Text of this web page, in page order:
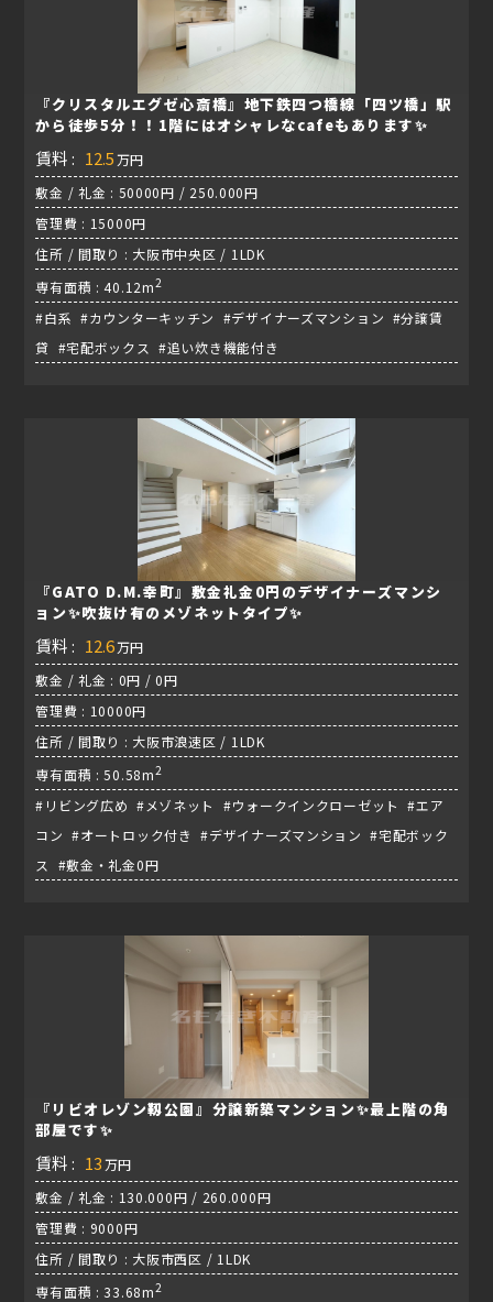
『クリスタルエグゼ心斎橋』地下鉄四つ橋線「四ツ橋」駅
から徒歩5分！！1階にはオシャレなcafeもあります✨
賃料 : 12.5 万円
敷金 / 礼金 : 50000円 / 250.000円
管理費 : 15000円
住所 / 間取り : 大阪市中央区 / 1LDK
専有面積 : 40.12m2
#白系 #カウンターキッチン #デザイナーズマンション #分譲賃
貸 #宅配ボックス #追い炊き機能付き
『GATO D.M.幸町』敷金礼金0円のデザイナーズマンシ
ョン✨吹抜け有のメゾネットタイプ✨
賃料 : 12.6万円
敷金 / 礼金 : 0円 / 0円
管理費 : 10000円
住所 / 間取り : 大阪市浪速区 / 1LDK
専有面積 : 50.58m2
#リビング広め #メゾネット #ウォークインクローゼット #エア
コン #オートロック付き #デザイナーズマンション #宅配ボック
ス #敷金・礼金0円
『リビオレゾン靱公園』分譲新築マンション✨最上階の角
部屋です✨
賃料 : 13 万円
敷金 / 礼金 : 130.000円 / 260.000円
管理費 : 9000円
住所 / 間取り : 大阪市西区 / 1LDK
専有面積 : 33.68m2